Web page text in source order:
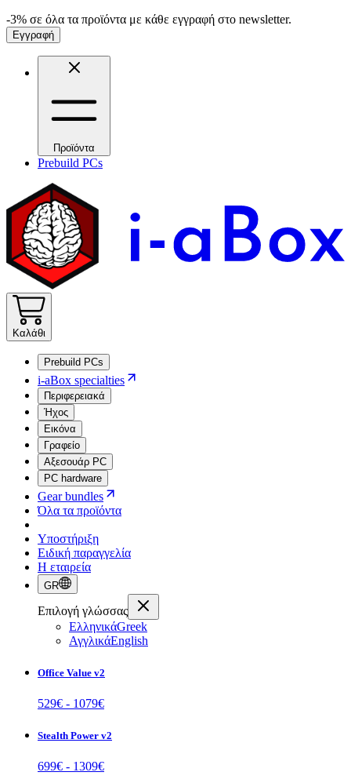
-3% σε όλα τα προϊόντα με κάθε εγγραφή στο newsletter.
Εγγραφή
Προϊόντα
Prebuild PCs
Καλάθι
Prebuild PCs
i-aBox specialties
Περιφερειακά
Ήχος
Εικόνα
Γραφείο
Αξεσουάρ PC
PC hardware
Gear bundles
Όλα τα προϊόντα
Υποστήριξη
Ειδική παραγγελία
Η εταιρεία
GR
Επιλογή γλώσσας
ΕλληνικάGreek
ΑγγλικάEnglish
Office Value v2
529€ - 1079€
Stealth Power v2
699€ - 1309€